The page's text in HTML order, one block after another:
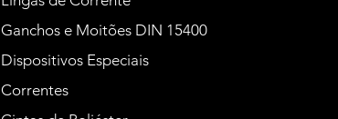
Ganchos e Moitões DIN 15400
Dispositivos Especiais
Correntes